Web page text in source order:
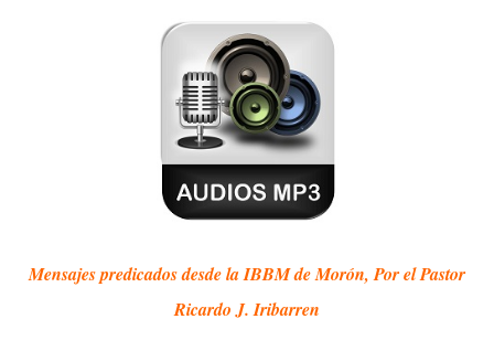
Mensajes predicados desde la IBBM de Morón, Por el Pastor
Ricardo J. Iribarren